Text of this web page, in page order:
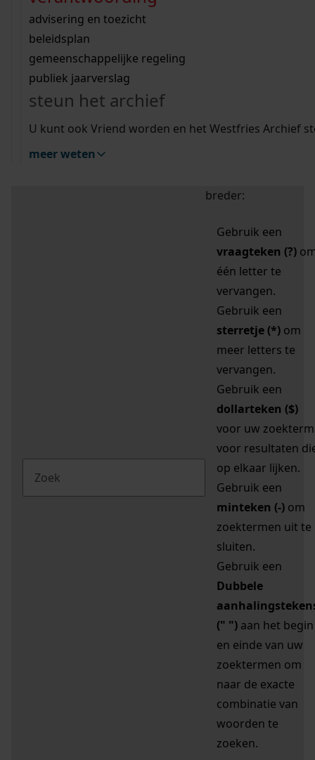
bouwvergunningen
omgevingsvergunningen
vergunningen
beeld en geluid
uitleg nodig?
Wij helpen u op weg met een aantal zoektips.
bekijk alle zoektips
Wij helpen u op weg met een aantal zoektips.
bekijk alle zoektips
bekijk ons geschiedenislokaal
advisering en toezicht
beleidsplan
gemeenschappelijke regeling
publiek jaarverslag
steun het archief
U kunt ook Vriend worden en het Westfries Archief
meer weten
zoektips
Mijn Studiezaal (inloggen)
uw zoekopdracht te
breder:
Gebruik een
vraagteken (?)
één letter te
vervangen.
Gebruik een
sterretje (*) om
meer letters te
vervangen.
Gebruik een
dollarteken ($)
voor uw zoekterm
voor resultaten
op elkaar lijken.
Gebruik een
minteken (-) om
zoektermen uit te
sluiten.
Gebruik een
Dubbele
(" ") aan het begin
en einde van uw
zoektermen om
naar de exacte
combinatie van
woorden te
zoeken.